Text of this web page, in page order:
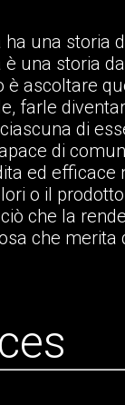
ha una storia
è una storia
è ascoltare
farle
di
di
ed efficace
o il
che la
che merita
ces